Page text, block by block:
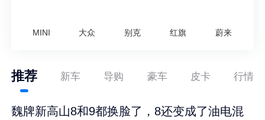
MINI 大众 别克 红旗 蔚来
推荐 新车 导购 豪车 皮卡 行情
魏牌新高山8和9都换脸了，8还变成了油电混